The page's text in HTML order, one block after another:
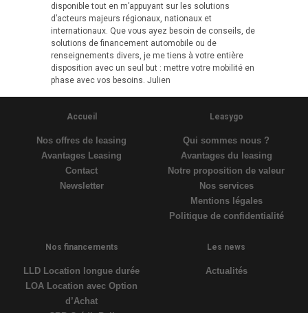
disponible tout en m’appuyant sur les solutions
d’acteurs majeurs régionaux, nationaux et
internationaux. Que vous ayez besoin de conseils, de
solutions de financement automobile ou de
renseignements divers, je me tiens à votre entière
disposition avec un seul but : mettre votre mobilité en
phase avec vos besoins. Julien
Accueil
Nos offres de leasing
Avantages Leasing
Contact
Newsletter
Leasygo
Qui sommes nous ?
Avantages du leasing
Notre proposition de valeur
Nos services
Mentions légales
Politique de confidentialité
Nos financements
LLD Location longue durée
LOA Location avec Option
d’Achat
Les news
Actualités